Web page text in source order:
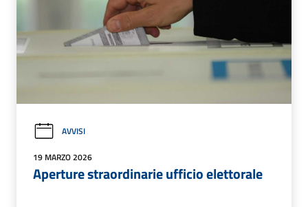
AVVISI
19 MARZO 2026
Aperture straordinarie ufficio elettorale